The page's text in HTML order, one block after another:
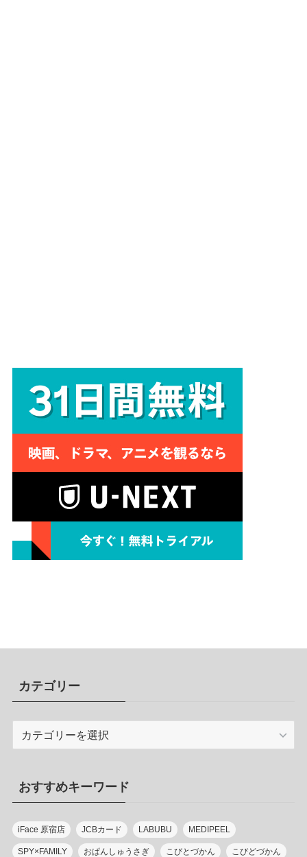
カテゴリー
リ
ー
おすすめキーワード
iFace 原宿店 JCBカード LABUBU MEDIPEEL
SPY×FAMILY おぱんしゅうさぎ こびとづかん こびどづかん